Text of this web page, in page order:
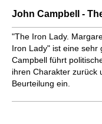
John Campbell -
"The Iron Lady.
Iron Lady" ist eine sehr
Campbell führt
ihren Charakter zurück
Beurteilung ein.